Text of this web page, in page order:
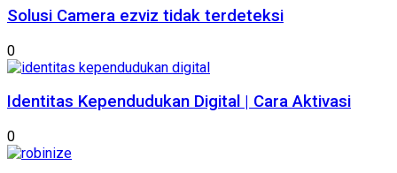
Solusi Camera ezviz tidak terdeteksi
0
Identitas Kependudukan Digital | Cara Aktivasi
0